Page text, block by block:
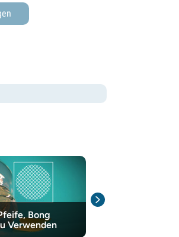
Bong
Verwenden